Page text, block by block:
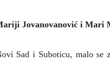
Jovanovanović i Mari
Sad i Suboticu, malo